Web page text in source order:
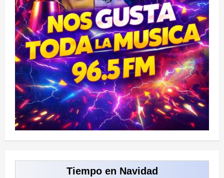
Tiempo en Navidad